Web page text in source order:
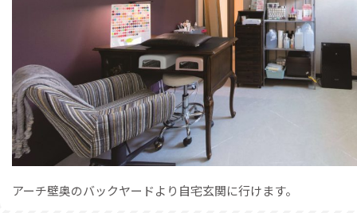
アーチ壁奥のバックヤードより自宅玄関に行けます。